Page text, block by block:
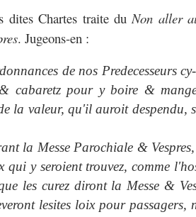
dites Chartes traite du Non aller
. Jugeons-en :
de nos Predecesseurs
cabaretz pour y boire &
la valeur, qu'il auroit despendu,
la Messe Parochiale &
qui y seroient trouvez, comme
les curez diront la Messe &
lesites loix pour passagers,